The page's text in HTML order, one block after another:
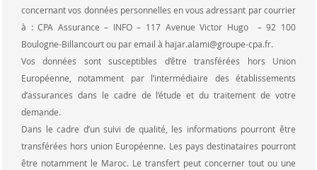
concernant vos données personnelles en vous adressant par courrier
à : CPA Assurance – INFO – 117 Avenue Victor Hugo – 92 100
Boulogne-Billancourt ou par email à hajar.alami@groupe-cpa.fr.
Vos données sont susceptibles d’être transférées hors Union
Européenne, notamment par l’intermédiaire des établissements
d’assurances dans le cadre de l’étude et du traitement de votre
demande.
Dans le cadre d’un suivi de qualité, les informations pourront être
transférées hors union Européenne. Les pays destinataires pourront
être notamment le Maroc. Le transfert peut concerner tout ou une